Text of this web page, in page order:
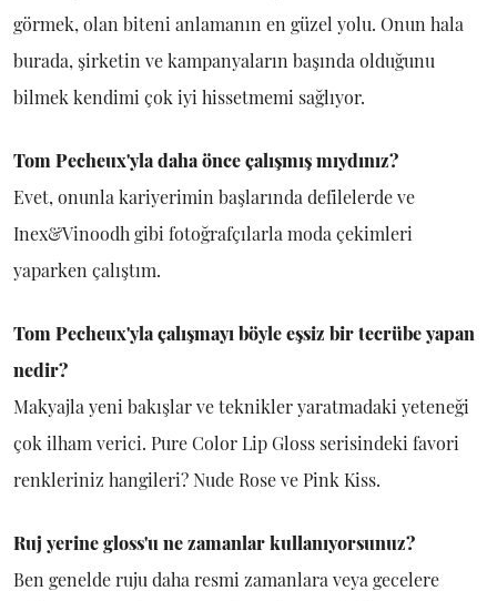
görmek, olan biteni anlamanın en güzel yolu. Onun hala
burada, şirketin ve kampanyaların başında olduğunu
bilmek kendimi çok iyi hissetmemi sağlıyor.
Tom Pecheux'yla daha önce çalışmış mıydınız?
Evet, onunla kariyerimin başlarında defilelerde ve
Inex&Vinoodh gibi fotoğrafçılarla moda çekimleri
yaparken çalıştım.
Tom Pecheux'yla çalışmayı böyle eşsiz bir tecrübe yapan
nedir?
Makyajla yeni bakışlar ve teknikler yaratmadaki yeteneği
çok ilham verici. Pure Color Lip Gloss serisindeki favori
renkleriniz hangileri? Nude Rose ve Pink Kiss.
Ruj yerine gloss'u ne zamanlar kullanıyorsunuz?
Ben genelde ruju daha resmi zamanlara veya gecelere